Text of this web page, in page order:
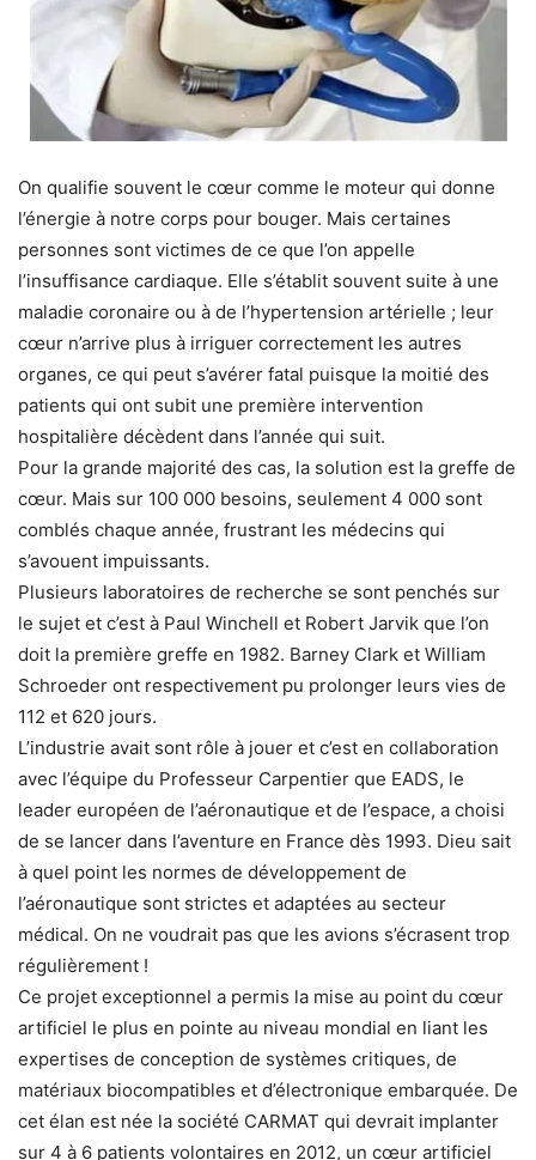
On qualifie souvent le cœur comme le moteur qui donne
l’énergie à notre corps pour bouger. Mais certaines
personnes sont victimes de ce que l’on appelle
l’insuffisance cardiaque. Elle s’établit souvent suite à une
maladie coronaire ou à de l’hypertension artérielle ; leur
cœur n’arrive plus à irriguer correctement les autres
organes, ce qui peut s’avérer fatal puisque la moitié des
patients qui ont subit une première intervention
hospitalière décèdent dans l’année qui suit.
Pour la grande majorité des cas, la solution est la greffe de
cœur. Mais sur 100 000 besoins, seulement 4 000 sont
comblés chaque année, frustrant les médecins qui
s’avouent impuissants.
Plusieurs laboratoires de recherche se sont penchés sur
le sujet et c’est à Paul Winchell et Robert Jarvik que l’on
doit la première greffe en 1982. Barney Clark et William
Schroeder ont respectivement pu prolonger leurs vies de
112 et 620 jours.
L’industrie avait sont rôle à jouer et c’est en collaboration
avec l’équipe du Professeur Carpentier que EADS, le
leader européen de l’aéronautique et de l’espace, a choisi
de se lancer dans l’aventure en France dès 1993. Dieu sait
à quel point les normes de développement de
l’aéronautique sont strictes et adaptées au secteur
médical. On ne voudrait pas que les avions s’écrasent trop
régulièrement !
Ce projet exceptionnel a permis la mise au point du cœur
artificiel le plus en pointe au niveau mondial en liant les
expertises de conception de systèmes critiques, de
matériaux biocompatibles et d’électronique embarquée. De
cet élan est née la société CARMAT qui devrait implanter
sur 4 à 6 patients volontaires en 2012, un cœur artificiel